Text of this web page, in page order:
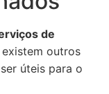
de
existem outros
úteis para o